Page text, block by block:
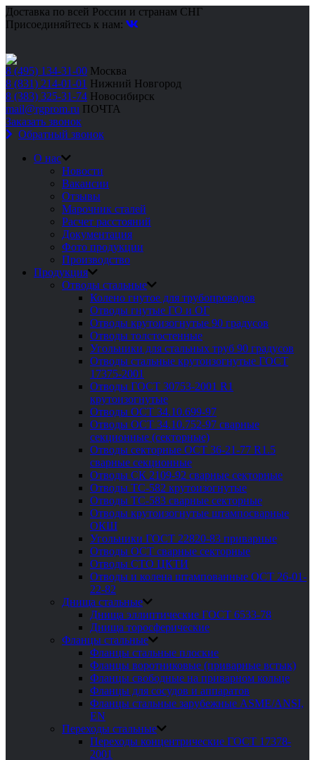
Доставка по всей России и странам СНГ
Присоединяйтесь к нам:
8 (495) 134-31-00 Москва
8 (831) 214-01-01 Нижний Новгород
8 (383) 325-31-74 Новосибирск
mail@rgprom.ru ПОЧТА
Заказать звонок
Обратный звонок
О нас
Новости
Вакансии
Отзывы
Марочник сталей
Расчет расстояний
Документация
Фото продукции
Производство
Продукция
Отводы стальные
Колено гнутое для трубопроводов
Отводы гнутые ГО и ОГ
Отводы крутоизогнутые 90 градусов
Отводы толстостенные
Угольники для стальных труб 90 градусов
Отводы стальные крутоизогнутые ГОСТ
17375-2001
Отводы ГОСТ 30753-2001 R1
крутоизогнутые
Отводы ОСТ 34.10.699-97
Отводы ОСТ 34.10.752-97 сварные
секционные (секторные)
Отводы секторные ОСТ 36-21-77 R1.5
сварные секционные
Отводы СК 2109-92 сварные секторные
Отводы ТС-582 крутоизогнутые
Отводы ТС-583 сварные секторные
Отводы крутоизогнутые штампосварные
ОКШ
Угольники ГОСТ 22820-83 приварные
Отводы ОСТ сварные секторные
Отводы СТО ЦКТИ
Отводы и колена штампованные ОСТ 26-01-
22-82
Днища стальные
Днища эллиптические ГОСТ 6533-78
Днища торосферические
Фланцы стальные
Фланцы стальные плоские
Фланцы воротниковые (приварные встык)
Фланцы свободные на приварном кольце
Фланцы для сосудов и аппаратов
Фланцы стальные зарубежные ASME/ANSI,
EN
Переходы стальные
Переходы концентрические ГОСТ 17378-
2001